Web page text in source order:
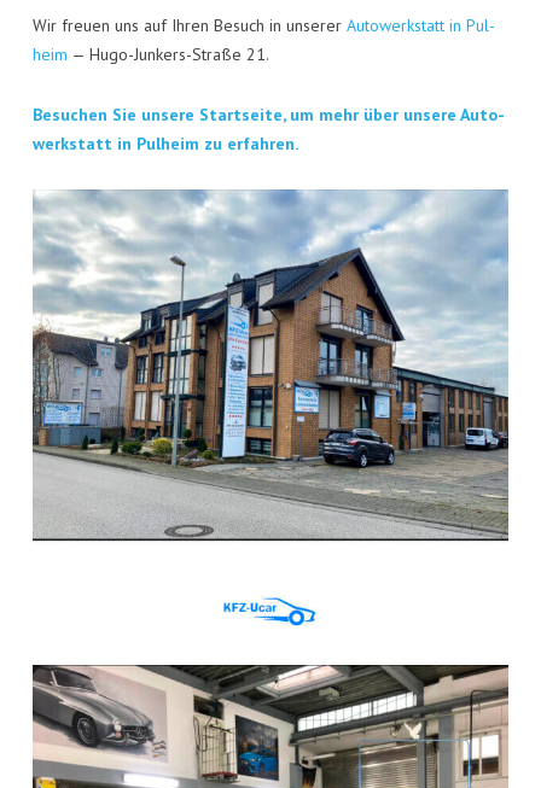
Wir freu­en uns auf Ihren Besuch in unse­rer Auto­werk­statt in Pul­
heim — Hugo-Jun­kers-Stra­ße 21.
Besu­chen Sie unse­re Start­sei­te, um mehr über unse­re Auto­
werk­statt in Pul­heim zu erfahren.